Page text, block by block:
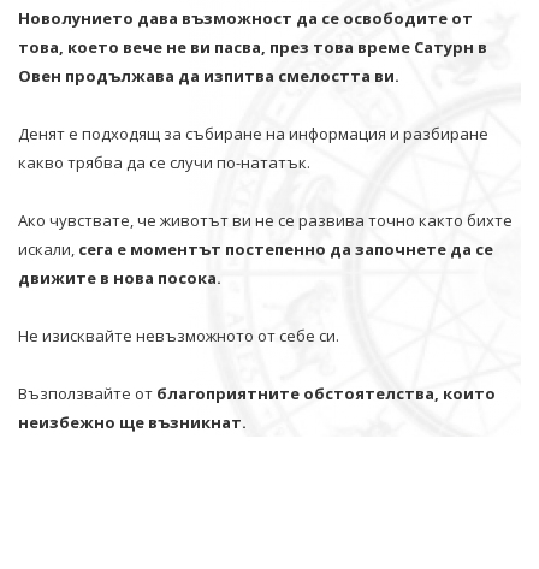
Новолунието дава възможност да се освободите от
това, което вече не ви пасва, през това време Сатурн в
Овен продължава да изпитва смелостта ви.
Денят е подходящ за събиране на информация и разбиране
какво трябва да се случи по-нататък.
Ако чувствате, че животът ви не се развива точно както бихте
искали, сега е моментът постепенно да започнете да се
движите в нова посока.
Не изисквайте невъзможното от себе си.
Възползвайте от благоприятните обстоятелства, които
неизбежно ще възникнат.